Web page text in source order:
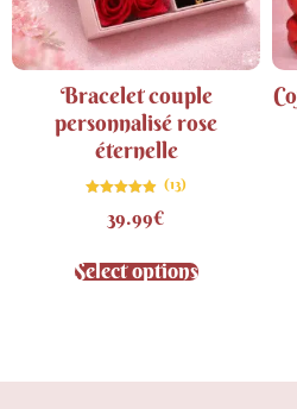
Bracelet couple
personnalisé rose
éternelle
4.85
sur 5
(13)
39.99€
Select options